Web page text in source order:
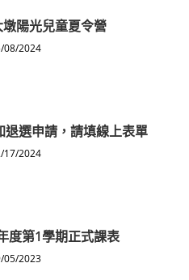
陽光兒童夏令營
08/2024
退選申請，請填線上表單
17/2024
度第1學期正式課表
05/2023